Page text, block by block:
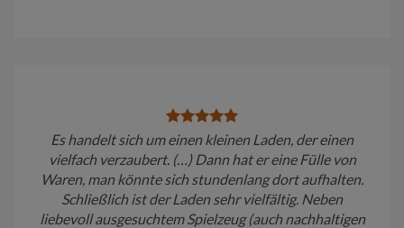
Es handelt sich um einen kleinen Laden, der einen
vielfach verzaubert. (…) Dann hat er eine Fülle von
Waren, man könnte sich stundenlang dort aufhalten.
Schließlich ist der Laden sehr vielfältig. Neben
liebevoll ausgesuchtem Spielzeug (auch nachhaltigen